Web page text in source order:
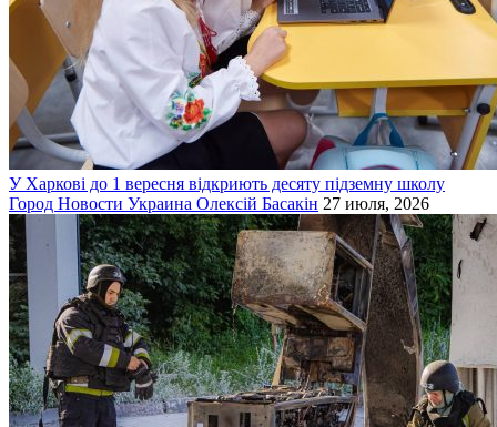
У Харкові до 1 вересня відкриють десяту підземну школу
Город Новости Украина Олексій Басакін 27 июля, 2026